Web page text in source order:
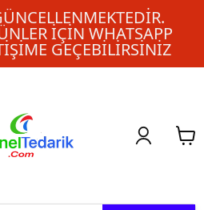
IÇIN WHATSAPP
GEÇEBILIRSINIZ